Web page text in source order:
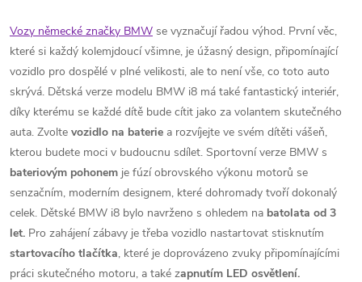
Vozy německé značky BMW se vyznačují řadou výhod. První věc,
které si každý kolemjdoucí všimne, je úžasný design, připomínající
vozidlo pro dospělé v plné velikosti, ale to není vše, co toto auto
skrývá. Dětská verze modelu BMW i8 má také fantastický interiér,
díky kterému se každé dítě bude cítit jako za volantem skutečného
auta. Zvolte vozidlo na baterie a rozvíjejte ve svém dítěti vášeň,
kterou budete moci v budoucnu sdílet. Sportovní verze BMW s
bateriovým pohonem je fúzí obrovského výkonu motorů se
senzačním, moderním designem, které dohromady tvoří dokonalý
celek. Dětské BMW i8 bylo navrženo s ohledem na batolata od 3
let. Pro zahájení zábavy je třeba vozidlo nastartovat stisknutím
startovacího tlačítka, které je doprovázeno zvuky připomínajícími
práci skutečného motoru, a také zapnutím LED osvětlení.